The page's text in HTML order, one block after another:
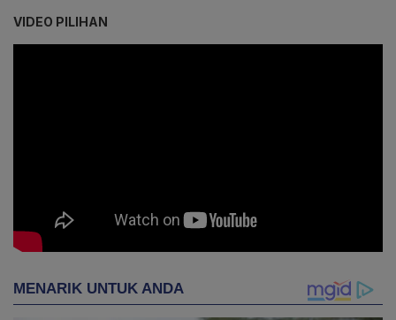
VIDEO PILIHAN